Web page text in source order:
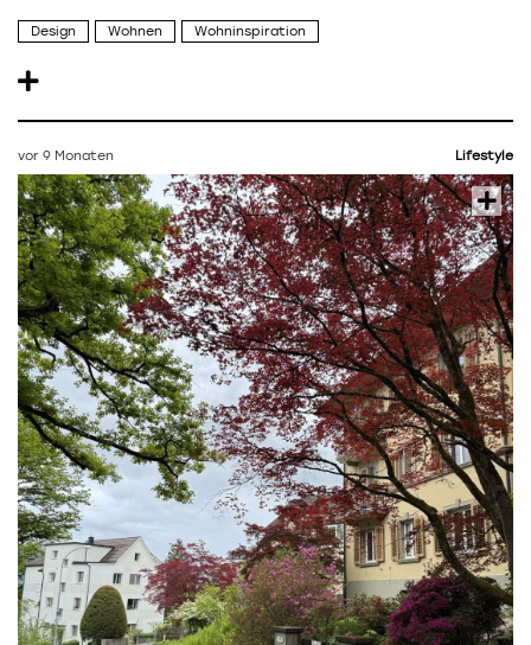
Design Wohnen Wohninspiration
vor 9 Monaten Lifestyle